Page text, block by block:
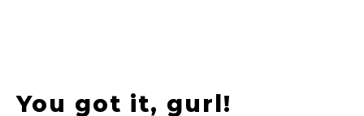
You got it, gurl!